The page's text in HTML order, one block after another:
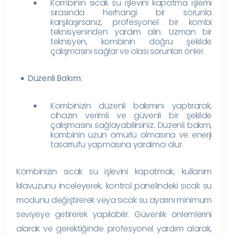
Kombinin sıcak su işlevini kapatma işlemi
sırasında herhangi bir sorunla
karşılaşırsanız, profesyonel bir kombi
teknisyeninden yardım alın. Uzman bir
teknisyen, kombinin doğru şekilde
çalışmasını sağlar ve olası sorunları önler.
Düzenli Bakım:
Kombinizin düzenli bakımını yaptırarak,
cihazın verimli ve güvenli bir şekilde
çalışmasını sağlayabilirsiniz. Düzenli bakım,
kombinin uzun ömürlü olmasına ve enerji
tasarrufu yapmasına yardımcı olur.
Kombinizin sıcak su işlevini kapatmak, kullanım
kılavuzunu inceleyerek, kontrol panelindeki sıcak su
modunu değiştirerek veya sıcak su ayarını minimum
seviyeye getirerek yapılabilir. Güvenlik önlemlerini
alarak ve gerektiğinde profesyonel yardım alarak,